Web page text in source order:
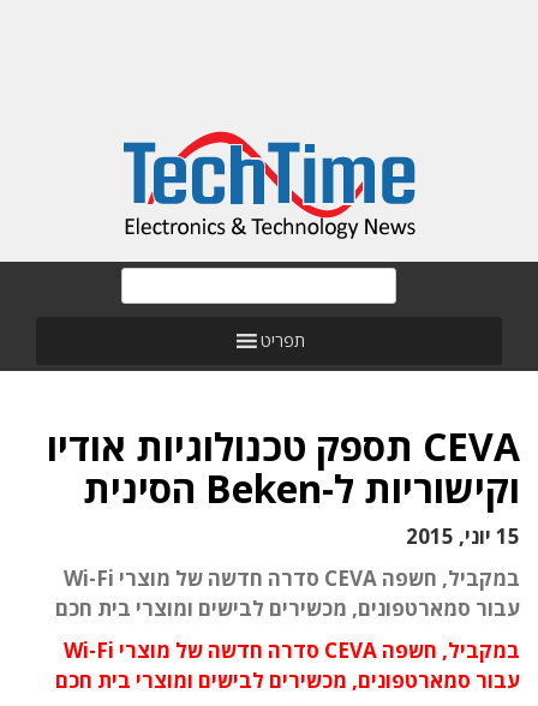
תפריט
CEVA תספק טכנולוגיות אודיו
וקישוריות ל-Beken הסינית
15 יוני, 2015
במקביל, חשפה CEVA סדרה חדשה של מוצרי Wi-Fi
עבור סמארטפונים, מכשירים לבישים ומוצרי בית חכם
במקביל, חשפה CEVA סדרה חדשה של מוצרי Wi-Fi
עבור סמארטפונים, מכשירים לבישים ומוצרי בית חכם